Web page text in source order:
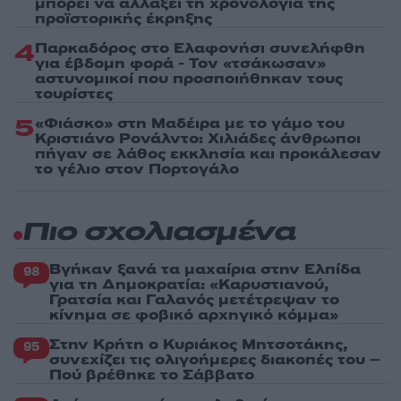
προϊστορικής έκρηξης
4Παρκαδόρος στο Ελαφονήσι συνελήφθη
για έβδομη φορά - Τον «τσάκωσαν»
αστυνομικοί που προσποιήθηκαν τους
τουρίστες
5«Φιάσκο» στη Μαδέιρα με το γάμο του
Κριστιάνο Ρονάλντο: Χιλιάδες άνθρωποι
πήγαν σε λάθος εκκλησία και προκάλεσαν
το γέλιο στον Πορτογάλο
Πιο σχολιασμένα
98 Βγήκαν ξανά τα μαχαίρια στην Ελπίδα
για τη Δημοκρατία: «Καρυστιανού,
Γρατσία και Γαλανός μετέτρεψαν το
κίνημα σε φοβικό αρχηγικό κόμμα»
95 Στην Κρήτη ο Κυριάκος Μητσοτάκης,
συνεχίζει τις ολιγοήμερες διακοπές του –
Πού βρέθηκε το Σάββατο